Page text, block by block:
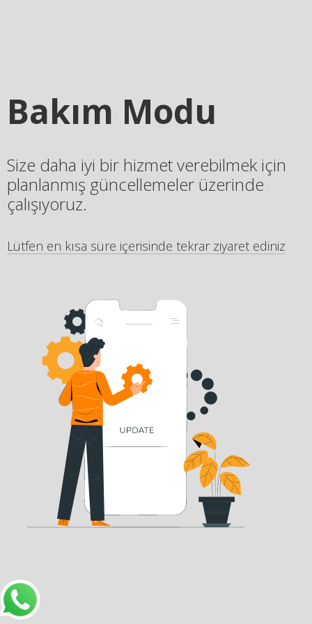
Bakım Modu
Size daha iyi bir hizmet verebilmek için
planlanmış güncellemeler üzerinde
çalışıyoruz.
Lütfen en kısa süre içerisinde tekrar ziyaret ediniz